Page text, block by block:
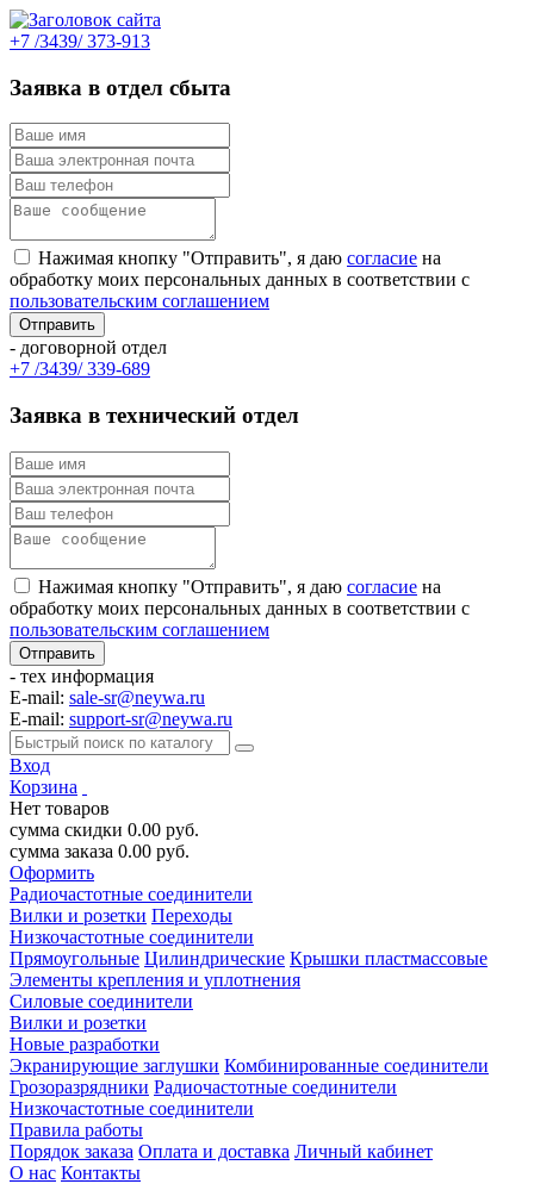
+7 /3439/ 373-913
Заявка в отдел сбыта
Нажимая кнопку "Отправить", я даю согласие на
обработку моих персональных данных в соответствии с
пользовательским соглашением
- договорной отдел
+7 /3439/ 339-689
Заявка в технический отдел
Нажимая кнопку "Отправить", я даю согласие на
обработку моих персональных данных в соответствии с
пользовательским соглашением
- тех информация
E-mail: sale-sr@neywa.ru
E-mail: support-sr@neywa.ru
Вход
Корзина
Нет товаров
сумма скидки 0.00 руб.
сумма заказа 0.00 руб.
Оформить
Радиочастотные соединители
Вилки и розетки Переходы
Низкочастотные соединители
Прямоугольные Цилиндрические Крышки пластмассовые
Элементы крепления и уплотнения
Силовые соединители
Вилки и розетки
Новые разработки
Экранирующие заглушки Комбинированные соединители
Грозоразрядники Радиочастотные соединители
Низкочастотные соединители
Правила работы
Порядок заказа Оплата и доставка Личный кабинет
О нас Контакты